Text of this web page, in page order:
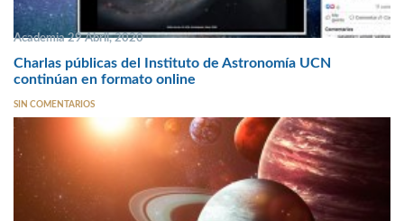
Academia 29 Abril, 2020
Charlas públicas del Instituto de Astronomía UCN
continúan en formato online
SIN COMENTARIOS